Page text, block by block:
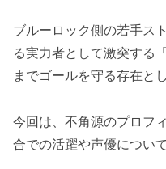
ブルーロック側の若手ス
る実力者として激突する
までゴールを守る存在と
今回は、不角源のプロフ
合での活躍や声優につい